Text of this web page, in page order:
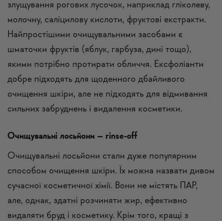
злущування рогових лусочок, наприклад гліколеву,
молочну, саліцилову кислоти, фруктові екстракти.
Найпростішими очищувальними засобами є
шматочки фруктів (яблук, гарбуза, дині тощо),
якими потрібно протирати обличчя. Ексфоліанти
добре підходять для щоденного дбайливого
очищення шкіри, але не підходять для відмивання
сильних забруднень і видалення косметики.
Очищувальні лосьйони – rinse-off
Очищувальні лосьйони стали дуже популярним
способом очищення шкіри. Їх можна назвати дивом
сучасної косметичної хімії. Вони не містять ПАР,
але, однак, здатні розчиняти жир, ефективно
видаляти бруд і косметику. Крім того, кращі з